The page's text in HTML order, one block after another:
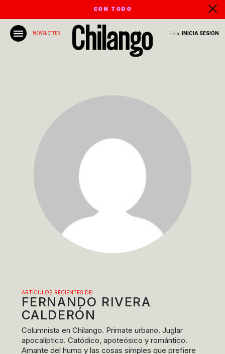
CON TODO
NEWSLETTER Hola, INICIA SESIÓN
ARTÍCULOS RECIENTES DE:
FERNANDO RIVERA
CALDERÓN
Columnista en Chilango. Primate urbano. Juglar
apocalíptico. Catódico, apoteósico y romántico.
Amante del humo y las cosas simples que prefiere